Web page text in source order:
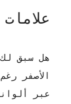
هل سبق
الأصفر
عبر